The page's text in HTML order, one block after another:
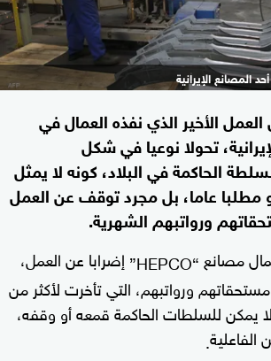
المصانع الإيرانية
الأخير الذي نفذه العمال في
تحولا نوعيا في شكل
الحاكمة في البلاد، كونه لا يمثل
مطلبا عاما، بل مجرد توقف عن العمل
ورواتبهم الشهرية.
مصانع“HEPCO”
إضرابا عن العمل،
ورواتبهم، التي تأخرت لأكثر من
يمكن للسلطات الحاكمة قمعه أو وقفه،
الفاعلية.